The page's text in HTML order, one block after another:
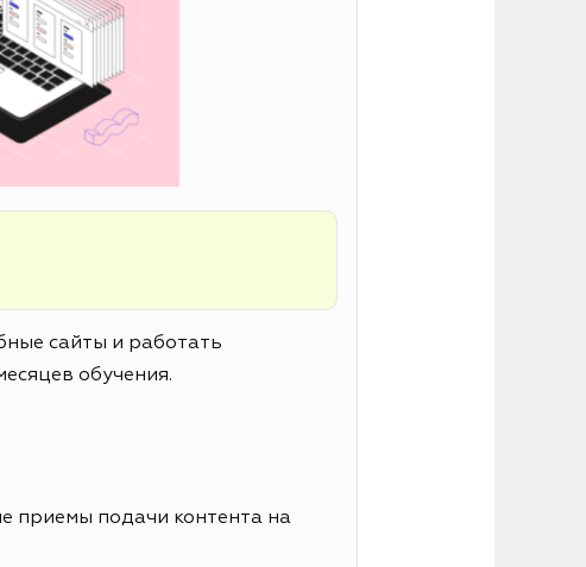
сайты и работать
обучения.
приемы подачи контента на